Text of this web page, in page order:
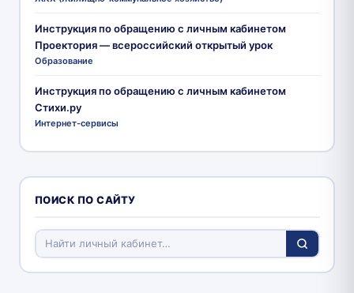
Инструкция по обращению с личным кабинетом
Проектория — всероссийский открытый урок
Образование
Инструкция по обращению с личным кабинетом
Стихи.ру
Интернет-сервисы
ПОИСК ПО САЙТУ